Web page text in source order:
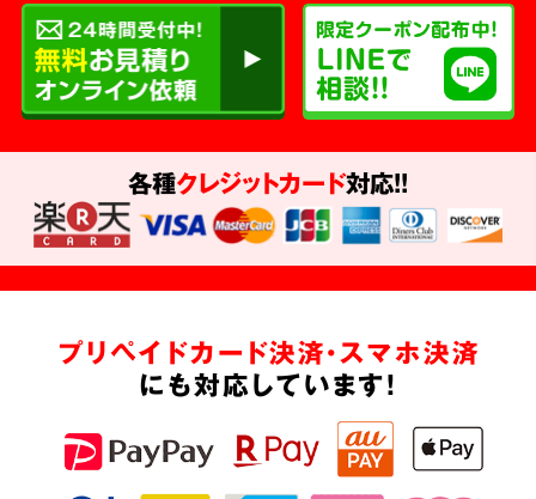
各種クレジットカード対応!!
プリペイドカード決済・スマホ決済
にも対応しています!